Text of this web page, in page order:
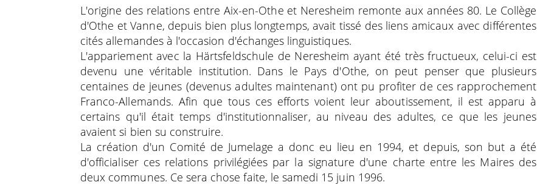
L'origine des relations entre Aix-en-Othe et Neresheim remonte aux années 80. Le Collège
d'Othe et Vanne, depuis bien plus longtemps, avait tissé des liens amicaux avec différentes
cités allemandes à l'occasion d'échanges linguistiques.
L'appariement avec la Härtsfeldschule de Neresheim ayant été très fructueux, celui-ci est
devenu une véritable institution. Dans le Pays d'Othe, on peut penser que plusieurs
centaines de jeunes (devenus adultes maintenant) ont pu profiter de ces rapprochement
Franco-Allemands. Afin que tous ces efforts voient leur aboutissement, il est apparu à
certains qu'il était temps d'institutionnaliser, au niveau des adultes, ce que les jeunes
avaient si bien su construire.
La création d'un Comité de Jumelage a donc eu lieu en 1994, et depuis, son but a été
d'officialiser ces relations privilégiées par la signature d'une charte entre les Maires des
deux communes. Ce sera chose faite, le samedi 15 juin 1996.